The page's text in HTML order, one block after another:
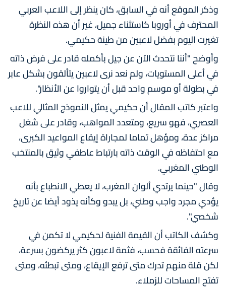
وذكر الموقع أنه في السابق، كان ينظر إلى اللاعب العربي
المحترف في أوروبا كاستثناء جميل، غير أن هذه النظرة
تغيرت اليوم بفضل لاعبين من طينة حكيمي.
وأوضح "أننا نتحدث الآن عن جيل بأكمله قادر على فرض ذاته
في أعلى المستويات، ولم نعد نرى لاعبين يتألقون بشكل عابر
في بطولة أو موسم واحد قبل أن يتواروا عن الأنظار".
واعتبر كاتب المقال أن حكيمي يمثل النموذج المثالي للاعب
العصري، فهو سريع، ومتعدد المواهب، وقادر على شغل
مراكز عدة، ومؤهل تماما لمجاراة إيقاع المواعيد الكبرى،
مع احتفاظه في الوقت ذاته بارتباط عاطفي وثيق بالمنتخب
الوطني المغربي.
وقال "حينما يرتدي ألوان المغرب، لا يعطي الانطباع بأنه
يؤدي مجرد واجب وطني، بل يبدو وكأنه يذود أيضا عن تاريخ
شخصي".
وكشف الكاتب أن القيمة الفنية لحكيمي لا تكمن في
سرعته الفائقة فحسب، فثمة لاعبون كثر يركضون بسرعة،
لكن قلة منهم تدرك متى ترفع الإيقاع، ومتى تبطئه، ومتى
تفتح المساحات للزملاء.